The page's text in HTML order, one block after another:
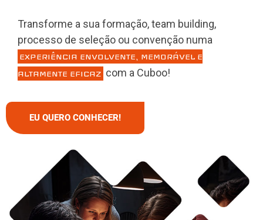
Transforme a sua formação, team building,
processo de seleção ou convenção numa
EXPERIÊNCIA ENVOLVENTE, MEMORÁVEL E
ALTAMENTE EFICAZ com a Cuboo!
EU QUERO CONHECER!